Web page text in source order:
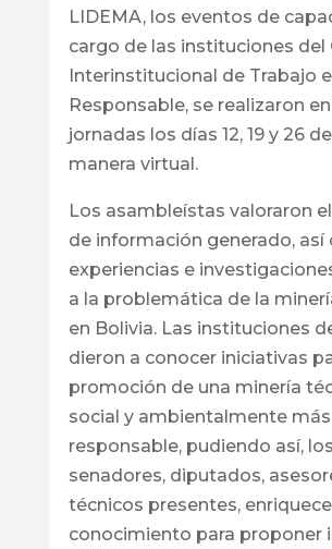
LIDEMA, los eventos de
cargo de las instituciones del
Interinstitucional de Trabajo
Responsable, se realizaron
jornadas los días 12, 19 y 26
manera virtual.
Los asambleístas valoraron
de información generado, así
experiencias e
a la problemática de la
en Bolivia. Las instituciones
dieron a conocer iniciativas
promoción de una minería
social y ambientalmente más
responsable, pudiendo así, los
senadores, diputados,
técnicos presentes,
conocimiento para proponer